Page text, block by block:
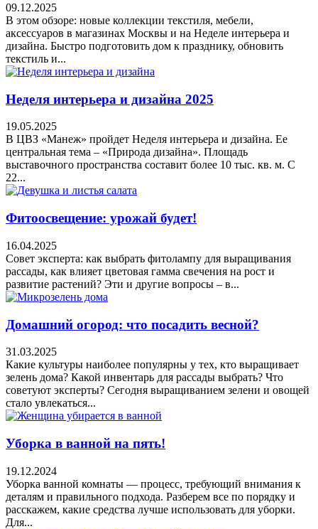
09.12.2025
В этом обзоре: новые коллекции текстиля, мебели,
аксессуаров в магазинах Москвы и на Неделе интерьера и
дизайна. Быстро подготовить дом к празднику, обновить
текстиль и...
Неделя интерьера и дизайна 2025
19.05.2025
В ЦВЗ «Манеж» пройдет Неделя интерьера и дизайна. Ее
центральная тема – «Природа дизайна». Площадь
выставочного пространства составит более 10 тыс. кв. м. С
22...
Фитоосвещение: урожай будет!
16.04.2025
Совет эксперта: как выбрать фитолампу для выращивания
рассады, как влияет цветовая гамма свечения на рост и
развитие растений? Эти и другие вопросы – в...
Домашний огород: что посадить весной?
31.03.2025
Какие культуры наиболее популярны у тех, кто выращивает
зелень дома? Какой инвентарь для рассады выбрать? Что
советуют эксперты? Сегодня выращиванием зелени и овощей
стало увлекаться...
Уборка в ванной на пять!
19.12.2024
Уборка ванной комнаты — процесс, требующий внимания к
деталям и правильного подхода. Разберем все по порядку и
расскажем, какие средства лучше использовать для уборки.
Для...